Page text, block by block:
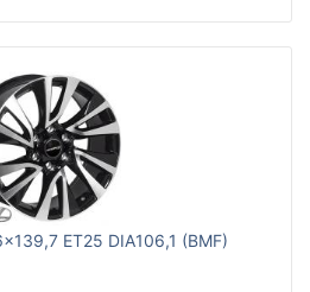
ET25 DIA106,1 (BMF)